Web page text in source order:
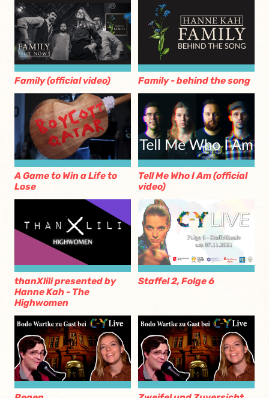
Family (official video) Family - behind the song
A Game to Win a Life to
Lose
Tell Me Who I Am (official
video)
thanXlili presented by
Hanne Kah - The
Highwomen
Staffel 2, Folge 6